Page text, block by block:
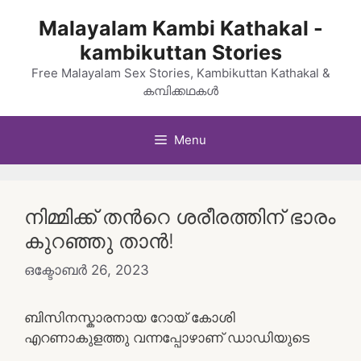
Malayalam Kambi Kathakal -
kambikuttan Stories
Free Malayalam Sex Stories, Kambikuttan Kathakal &
കമ്പിക്കഥകൾ
Menu
നിമ്മിക്ക് തന്‍റെ ശരീരത്തിന് ഭാരം
കുറഞ്ഞു താന്‍!
ഒക്ടോബർ 26, 2023
ബിസിനസ്കാരനായ റോയ് കോശി
എറണാകുളത്തു വന്നപ്പോഴാണ് ഡാഡിയുടെ